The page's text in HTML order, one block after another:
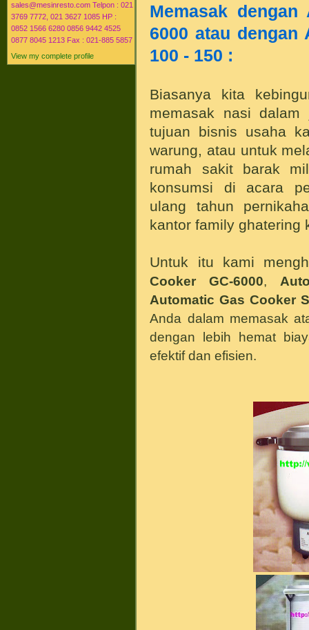
sales@mesinresto.com Telpon : 021
3769 7772, 021 3627 1085 HP :
0852 1566 6280 0856 9442 4525
0877 8045 1213 Fax : 021-885 5857
View my complete profile
Memasak
6000 atau dengan
100 - 150 :
Biasanya kita
memasak nasi
tujuan bisnis usaha
warung, atau untuk
rumah sakit barak
konsumsi di acara
ulang tahun
kantor family ghatering
Untuk itu kami
Cooker GC-6000,
Automatic Gas Cooker
Anda dalam memasak
dengan lebih hemat
efektif dan efisien.